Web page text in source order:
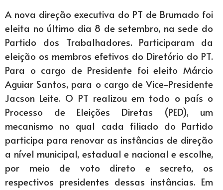
A nova direção executiva do PT de Brumado foi
eleita no último dia 8 de setembro, na sede do
Partido dos Trabalhadores. Participaram da
eleição os membros efetivos do Diretório do PT.
Para o cargo de Presidente foi eleito Márcio
Aguiar Santos, para o cargo de Vice-Presidente
Jacson Leite. O PT realizou em todo o país o
Processo de Eleições Diretas (PED), um
mecanismo no qual cada filiado do Partido
participa para renovar as instâncias de direção
a nível municipal, estadual e nacional e escolhe,
por meio de voto direto e secreto, os
respectivos presidentes dessas instâncias. Em